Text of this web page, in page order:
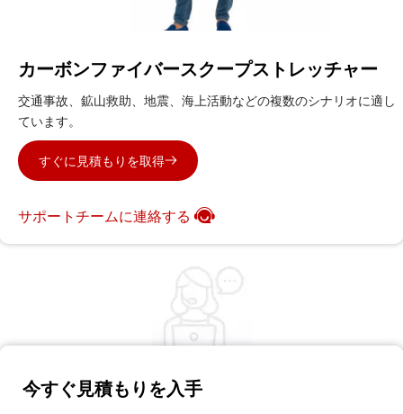
カーボンファイバースクープストレッチャー
交通事故、鉱山救助、地震、海上活動などの複数のシナリオに適し
ています。
すぐに見積もりを取得
サポートチームに連絡する
今すぐ見積もりを入手